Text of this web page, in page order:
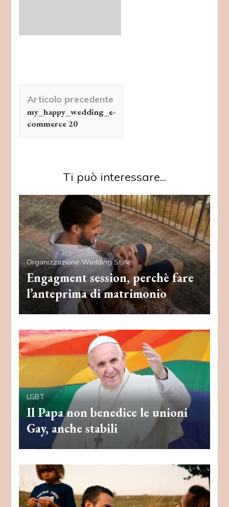
articolo
Articolo precedente
my_happy_wedding_e-
commerce 20
Ti può interessare...
Organizzazione Wedding Style
Engagment session, perchè fare
l’anteprima di matrimonio
LGBT
Il Papa non benedice le unioni
Gay, anche stabili